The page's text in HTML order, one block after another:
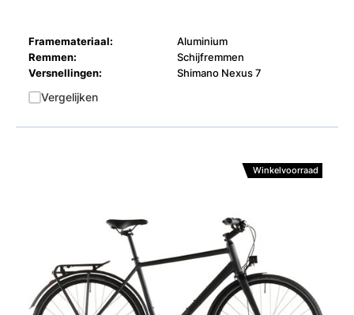
Framemateriaal:
Aluminium
Remmen:
Schijfremmen
Versnellingen:
Shimano Nexus 7
Vergelijken
Winkelvoorraad